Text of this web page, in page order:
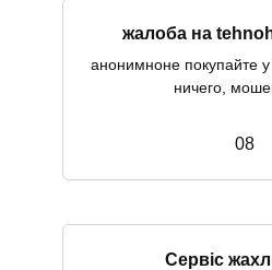
жалоба на
анонимноне покупайте
ничего,
08
Сервіс